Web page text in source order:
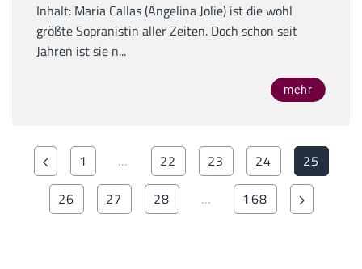
Inhalt: Maria Callas (Angelina Jolie) ist die wohl
größte Sopranistin aller Zeiten. Doch schon seit
Jahren ist sie n...
mehr
1 … 22 23 24
25
26
27 28 … 168